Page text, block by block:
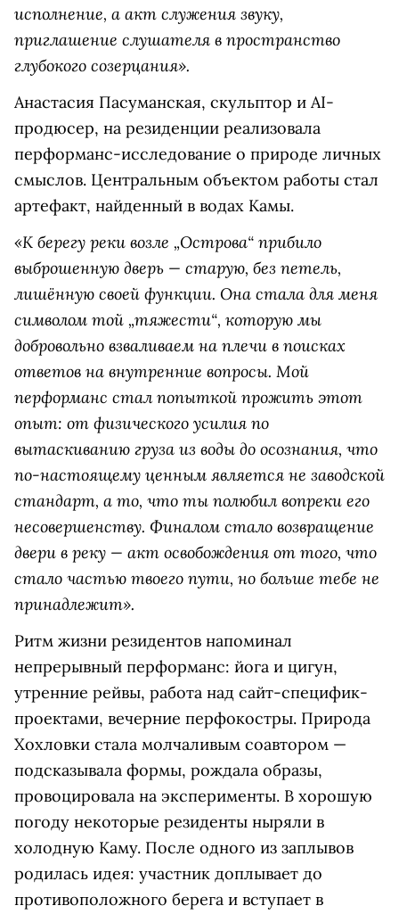
исполнение, а акт служения звуку,
приглашение слушателя в пространство
глубокого созерцания».
Анастасия Пасуманская, скульптор и AI-
продюсер, на резиденции реализовала
перформанс-исследование о природе личных
смыслов. Центральным объектом работы стал
артефакт, найденный в водах Камы.
«К берегу реки возле „Острова“ прибило
выброшенную дверь — старую, без петель,
лишённую своей функции. Она стала для меня
символом той „тяжести“, которую мы
добровольно взваливаем на плечи в поисках
ответов на внутренние вопросы. Мой
перформанс стал попыткой прожить этот
опыт: от физического усилия по
вытаскиванию груза из воды до осознания, что
по-настоящему ценным является не заводской
стандарт, а то, что ты полюбил вопреки его
несовершенству. Финалом стало возвращение
двери в реку — акт освобождения от того, что
стало частью твоего пути, но больше тебе не
принадлежит».
Ритм жизни резидентов напоминал
непрерывный перформанс: йога и цигун,
утренние рейвы, работа над сайт-специфик-
проектами, вечерние перфокостры. Природа
Хохловки стала молчаливым соавтором —
подсказывала формы, рождала образы,
провоцировала на эксперименты. В хорошую
погоду некоторые резиденты ныряли в
холодную Каму. После одного из заплывов
родилась идея: участник доплывает до
противоположного берега и вступает в